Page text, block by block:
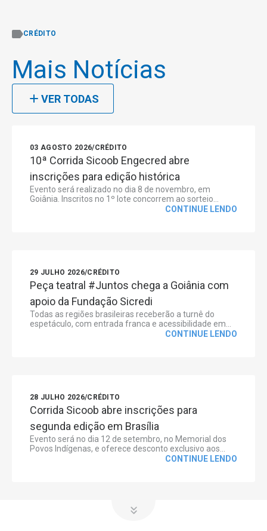
CRÉDITO
Mais Notícias
VER TODAS
03 AGOSTO 2026/CRÉDITO
10ª Corrida Sicoob Engecred abre
inscrições para edição histórica
Evento será realizado no dia 8 de novembro, em
Goiânia. Inscritos no 1º lote concorrem ao sorteio...
CONTINUE LENDO
29 JULHO 2026/CRÉDITO
Peça teatral #Juntos chega a Goiânia com
apoio da Fundação Sicredi
Todas as regiões brasileiras receberão a turnê do
espetáculo, com entrada franca e acessibilidade em...
CONTINUE LENDO
28 JULHO 2026/CRÉDITO
Corrida Sicoob abre inscrições para
segunda edição em Brasília
Evento será no dia 12 de setembro, no Memorial dos
Povos Indígenas, e oferece desconto exclusivo aos...
CONTINUE LENDO